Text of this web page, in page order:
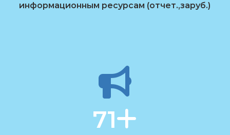
информационным ресурсам (отчет.,заруб.)
71